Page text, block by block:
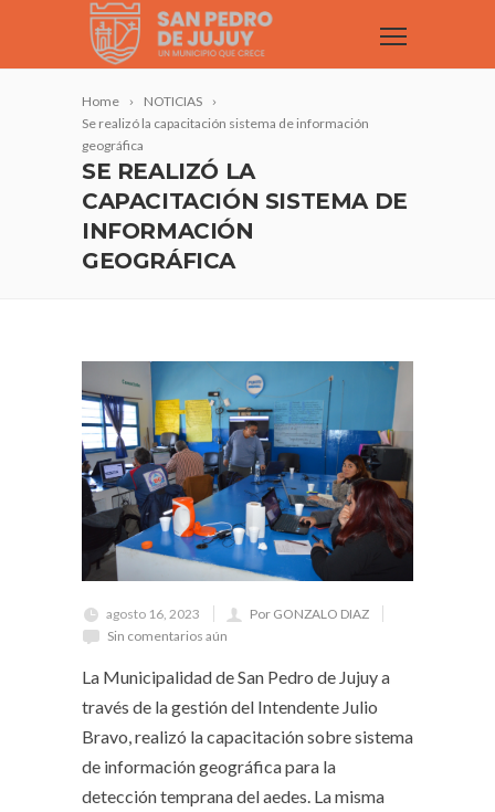
Home
NOTICIAS
Se realizó la capacitación sistema de información
geográfica
SE REALIZÓ LA
CAPACITACIÓN SISTEMA DE
INFORMACIÓN
GEOGRÁFICA
agosto 16, 2023
Por GONZALO DIAZ
Sin comentarios aún
La Municipalidad de San Pedro de Jujuy a
través de la gestión del Intendente Julio
Bravo, realizó la capacitación sobre sistema
de información geográfica para la
detección temprana del aedes. La misma